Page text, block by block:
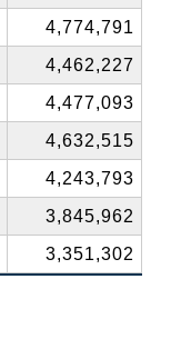
4,774,791
4,462,227
4,477,093
4,632,515
4,243,793
3,845,962
3,351,302